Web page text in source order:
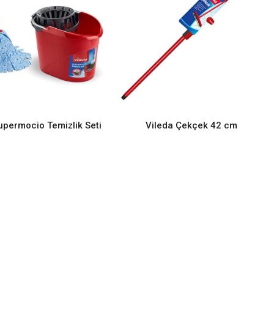
READ MORETemizlik Seti READ MORE
Vileda Çekçek 42 cm